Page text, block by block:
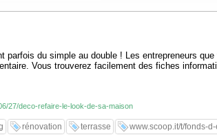
du simple au double ! Les entrepreneurs
Vous trouverez facilement des fiches
27/deco-refaire-le-look-de-sa-maison
rénovation terrasse www.scoop.it/t/fonds-